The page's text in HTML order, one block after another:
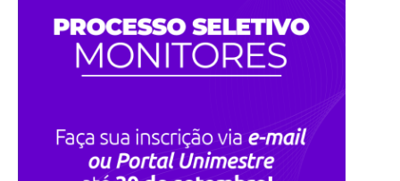
Responsabilidade Social
METODOLOGIA E APRENDIZAGEM
Cursos Presenciais
E CORPO DOCENTE
INFRAESTRUTURA
Conheça nosso Campus